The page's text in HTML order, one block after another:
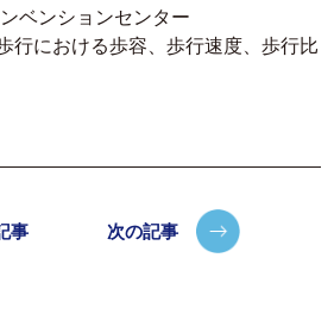
ベンションセンター
行における歩容、歩行速度、歩行比
事 次の記事